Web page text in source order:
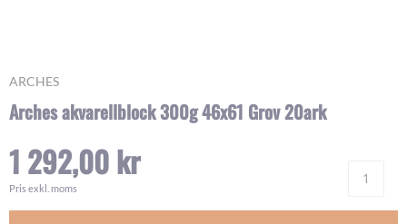
ARCHES
Arches akvarellblock 300g 46x61 Grov 20ark
1 292,00 kr
Pris exkl. moms
Skip
the
of
images